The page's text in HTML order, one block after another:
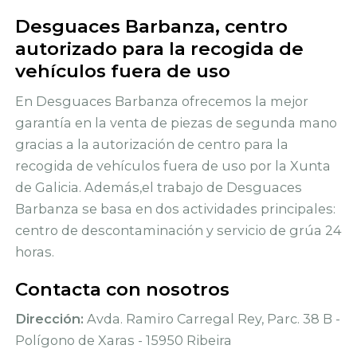
Desguaces Barbanza, centro
autorizado para la recogida de
vehículos fuera de uso
En Desguaces Barbanza ofrecemos la mejor
garantía en la venta de piezas de segunda mano
gracias a la autorización de centro para la
recogida de vehículos fuera de uso por la Xunta
de Galicia. Además,el trabajo de Desguaces
Barbanza se basa en dos actividades principales:
centro de descontaminación y servicio de grúa 24
horas.
Contacta con nosotros
Dirección: Avda. Ramiro Carregal Rey, Parc. 38 B -
Polígono de Xaras - 15950 Ribeira